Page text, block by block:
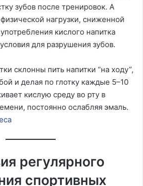
зубов после тренировок. А
нагрузки, сниженной
кислого напитка
для разрушения зубов.
склонны пить напитки “на ходу”,
и делая по глотку каждые 5–10
кислую среду во рту в
постоянно ослабляя эмаль.
регулярного
спортивных